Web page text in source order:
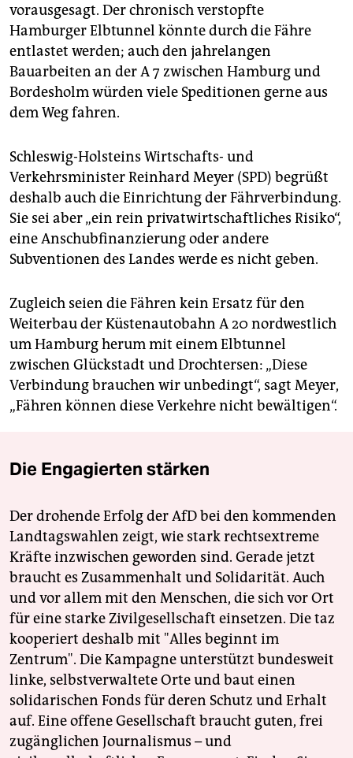
vorausgesagt. Der chronisch verstopfte
Hamburger Elbtunnel könnte durch die Fähre
entlastet werden; auch den jahrelangen
Bauarbeiten an der A 7 zwischen Hamburg und
Bordesholm würden viele Speditionen gerne aus
dem Weg fahren.
Schleswig-Holsteins Wirtschafts- und
Verkehrsminister Reinhard Meyer (SPD) begrüßt
deshalb auch die Einrichtung der Fährverbindung.
Sie sei aber „ein rein privatwirtschaftliches Risiko“,
eine Anschubfinanzierung oder andere
Subventionen des Landes werde es nicht geben.
Zugleich seien die Fähren kein Ersatz für den
Weiterbau der Küstenautobahn A 20 nordwestlich
um Hamburg herum mit einem Elbtunnel
zwischen Glückstadt und Drochtersen: „Diese
Verbindung brauchen wir unbedingt“, sagt Meyer,
„Fähren können diese Verkehre nicht bewältigen“.
Die Engagierten stärken
Der drohende Erfolg der AfD bei den kommenden
Landtagswahlen zeigt, wie stark rechtsextreme
Kräfte inzwischen geworden sind. Gerade jetzt
braucht es Zusammenhalt und Solidarität. Auch
und vor allem mit den Menschen, die sich vor Ort
für eine starke Zivilgesellschaft einsetzen. Die taz
kooperiert deshalb mit "Alles beginnt im
Zentrum". Die Kampagne unterstützt bundesweit
linke, selbstverwaltete Orte und baut einen
solidarischen Fonds für deren Schutz und Erhalt
auf. Eine offene Gesellschaft braucht guten, frei
zugänglichen Journalismus – und